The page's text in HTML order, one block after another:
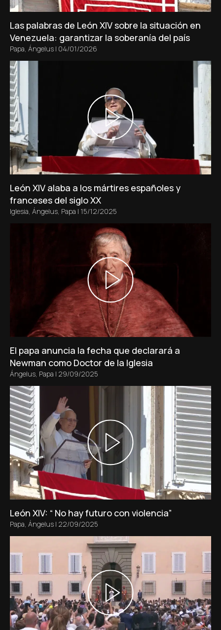
Las palabras de León XIV sobre la situación en
Venezuela: garantizar la soberanía del país
Papa, Ángelus | 04/01/2026
León XIV alaba a los mártires españoles y
franceses del siglo XX
Iglesia, Ángelus, Papa | 15/12/2025
El papa anuncia la fecha que declarará a
Newman como Doctor de la Iglesia
Ángelus, Papa | 29/09/2025
León XIV: “ No hay futuro con violencia”
Papa, Ángelus | 22/09/2025